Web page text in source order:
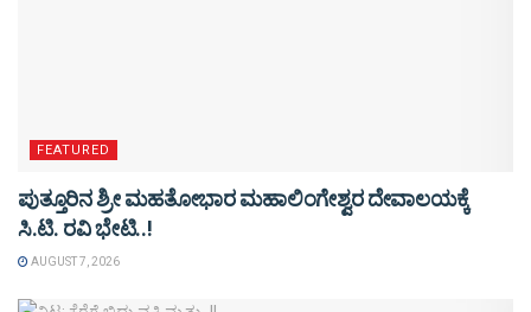
FEATURED
ಪುತ್ತೂರಿನ ಶ್ರೀ ಮಹತೋಭಾರ ಮಹಾಲಿಂಗೇಶ್ವರ ದೇವಾಲಯಕ್ಕೆ
ಸಿ.ಟಿ. ರವಿ ಭೇಟಿ..!
AUGUST 7, 2026